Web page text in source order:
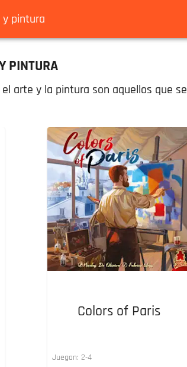
pintura
PINTURA
arte y la pintura son aquellos que
Colors of Paris
Juegan: 2-4